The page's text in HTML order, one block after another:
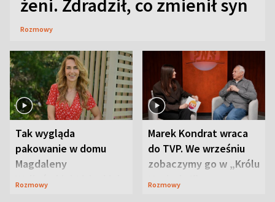
żeni. Zdradził, co zmienił syn
Rozmowy
Tak wygląda
pakowanie w domu
Magdaleny
Waligórskiej-Lisieckiej.
Rozmowy
Marek Kondrat wraca
do TVP. We wrześniu
zobaczymy go w „Królu
Maciusiu I”
Rozmowy